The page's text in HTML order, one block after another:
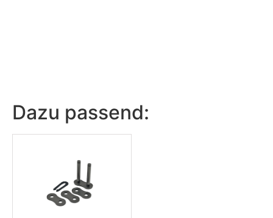
Dazu passend: